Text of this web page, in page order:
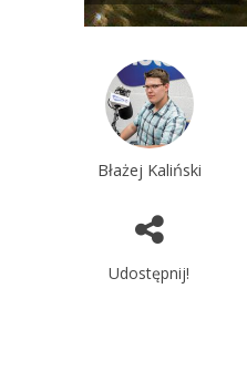
Błażej Kaliński
Udostępnij!